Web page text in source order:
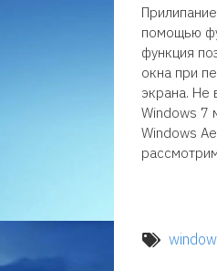
помощью
функция
окна при
экрана. Не
Windows 7
Windows